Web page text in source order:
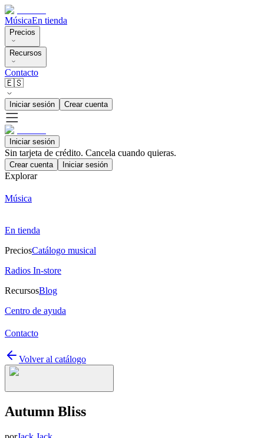
MúsicaEn tienda
Precios
Recursos
Contacto
🇪🇸
Iniciar sesión Crear cuenta
Iniciar sesión
Sin tarjeta de crédito. Cancela cuando quieras.
Crear cuenta Iniciar sesión
Explorar
Música
En tienda
PreciosCatálogo musical
Radios In-store
RecursosBlog
Centro de ayuda
Contacto
Volver al catálogo
Autumn Bliss